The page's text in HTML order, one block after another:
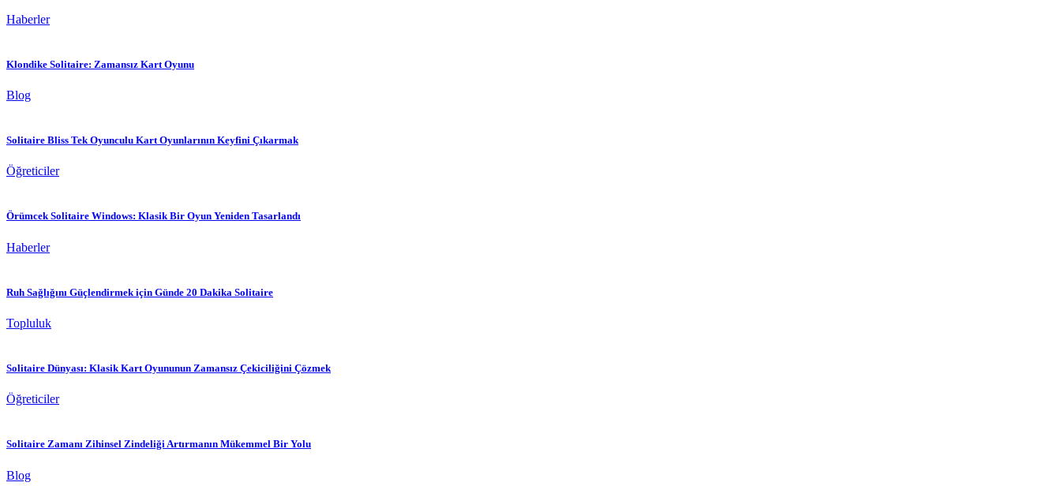
Haberler
Klondike Solitaire: Zamansız Kart Oyunu
Blog
Solitaire Bliss Tek Oyunculu Kart Oyunlarının Keyfini Çıkarmak
Öğreticiler
Örümcek Solitaire Windows: Klasik Bir Oyun Yeniden Tasarlandı
Haberler
Ruh Sağlığını Güçlendirmek için Günde 20 Dakika Solitaire
Topluluk
Solitaire Dünyası: Klasik Kart Oyununun Zamansız Çekiciliğini Çözmek
Öğreticiler
Solitaire Zamanı Zihinsel Zindeliği Artırmanın Mükemmel Bir Yolu
Blog